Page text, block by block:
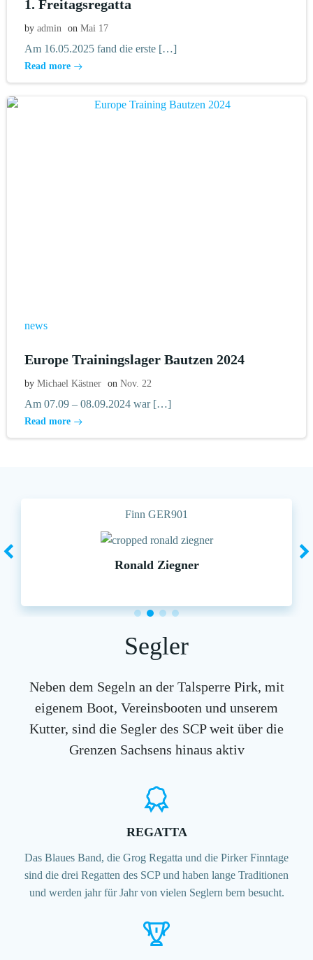
1. Freitagsregatta
by admin on Mai 17
Am 16.05.2025 fand die erste […]
Read more
news
Europe Trainingslager Bautzen 2024
by Michael Kästner on Nov. 22
Am 07.09 – 08.09.2024 war […]
Read more
Finn GER901
Ronald Ziegner
Segler
Neben dem Segeln an der Talsperre Pirk, mit
eigenem Boot, Vereinsbooten und unserem
Kutter, sind die Segler des SCP weit über die
Grenzen Sachsens hinaus aktiv
REGATTA
Das Blaues Band, die Grog Regatta und die Pirker Finntage
sind die drei Regatten des SCP und haben lange Traditionen
und werden jahr für Jahr von vielen Seglern bern besucht.